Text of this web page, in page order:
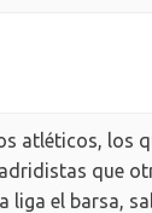
atléticos, los
que
liga el barsa,